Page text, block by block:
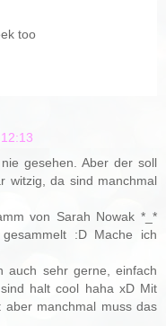
too
gesehen. Aber der soll
witzig, da sind manchmal
von Sarah Nowak *_*
:D Mache ich
auch sehr gerne, einfach
halt cool haha xD Mit
manchmal muss das